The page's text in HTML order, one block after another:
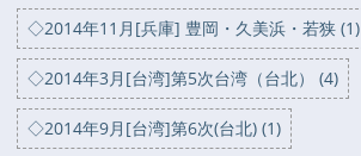
◇2014年11月[兵庫] 豊岡・久美浜・若狭 (1)
◇2014年3月[台湾]第5次台湾（台北） (4)
◇2014年9月[台湾]第6次(台北) (1)